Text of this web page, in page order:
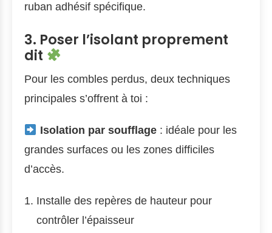
ruban adhésif spécifique.
3. Poser l’isolant proprement
dit
Pour les combles perdus, deux techniques
principales s’offrent à toi :
Isolation par soufflage: idéale pour les
grandes surfaces ou les zones difficiles
d’accès.
Installe des repères de hauteur pour
contrôler l’épaisseur